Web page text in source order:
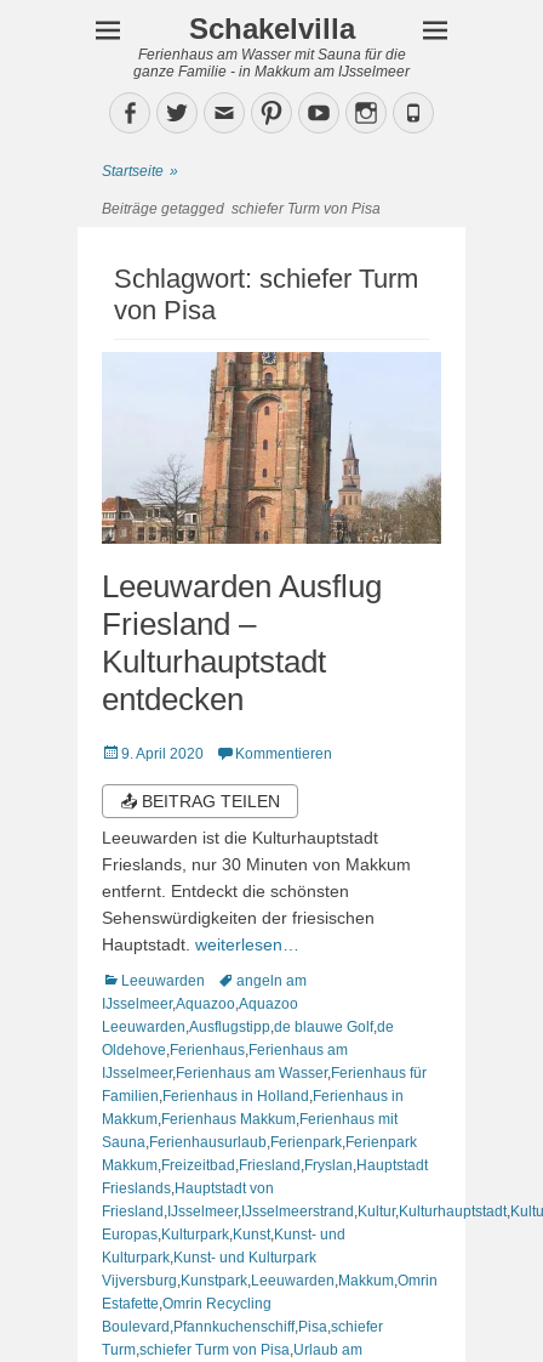
Schakelvilla
Ferienhaus am Wasser mit Sauna für die
ganze Familie - in Makkum am IJsselmeer
Facebook
TwitterEmailPinterestYouTubeInstagram
Phone
Startseite »
Beiträge getagged schiefer Turm von Pisa
Schlagwort: schiefer Turm
von Pisa
Leeuwarden Ausflug
Friesland –
Kulturhauptstadt
entdecken
Veröffentlicht
9. April 2020 Kommentieren
📤 BEITRAG TEILEN
Leeuwarden ist die Kulturhauptstadt
Frieslands, nur 30 Minuten von Makkum
entfernt. Entdeckt die schönsten
Sehenswürdigkeiten der friesischen
Hauptstadt. weiterlesen…
Kategorien
Leeuwarden Schlagworte
angeln am
IJsselmeer,Aquazoo Aquazoo
Leeuwarden Ausflugstipp de blauwe Golf,de
Oldehove Ferienhaus Ferienhaus am
IJsselmeer, Ferienhaus am Wasser, Ferienhaus für
Familien Ferienhaus in Holland Ferienhaus in
Makkum Ferienhaus Makkum Ferienhaus mit
Sauna Ferienhausurlaub Ferienpark Ferienpark
Makkum Freizeitbad Friesland Fryslan Hauptstadt
Frieslands Hauptstadt von
Friesland IJsselmeer, IJsselmeerstrand Kultur, Kulturhauptstadt
Europas Kulturpark Kunst, Kunst- und
Kulturpark Kunst- und Kulturpark
Vijversburg Kunstpark Leeuwarden Makkum Omrin
Estafette Omrin Recycling
Boulevard Pfannkuchenschiff, Pisa schiefer
Turm schiefer Turm von Pisa Urlaub am